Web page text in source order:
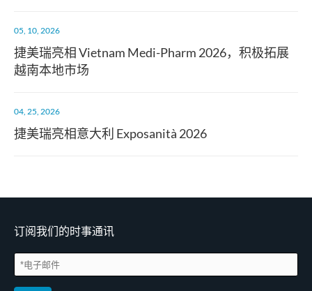
05, 10, 2026
捷美瑞亮相 Vietnam Medi-Pharm 2026，积极拓展
越南本地市场
04, 25, 2026
捷美瑞亮相意大利 Exposanità 2026
订阅我们的时事通讯